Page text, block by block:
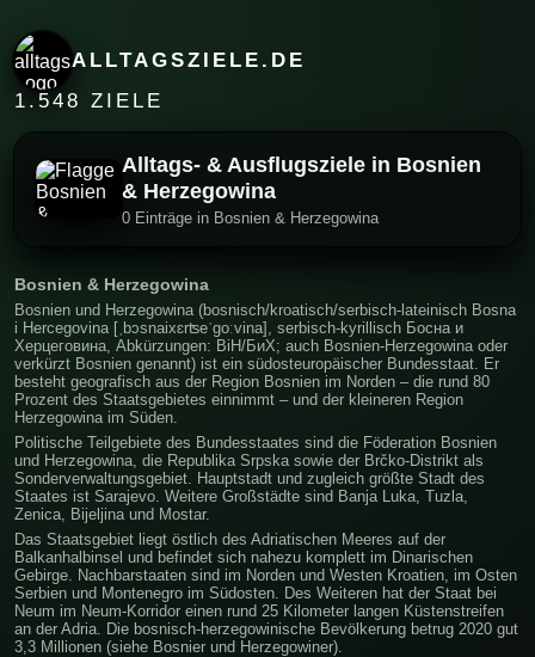
ALLTAGSZIELE.DE
1.548 ZIELE
Alltags- & Ausflugsziele in Bosnien
& Herzegowina
0 Einträge in Bosnien & Herzegowina
Bosnien & Herzegowina
Bosnien und Herzegowina (bosnisch/kroatisch/serbisch-lateinisch Bosna
i Hercegovina [ˌbɔsnaixɛrʦeˈɡoːvina], serbisch-kyrillisch Босна и
Херцеговина, Abkürzungen: BiH/БиХ; auch Bosnien-Herzegowina oder
verkürzt Bosnien genannt) ist ein südosteuropäischer Bundesstaat. Er
besteht geografisch aus der Region Bosnien im Norden – die rund 80
Prozent des Staatsgebietes einnimmt – und der kleineren Region
Herzegowina im Süden.
Politische Teilgebiete des Bundesstaates sind die Föderation Bosnien
und Herzegowina, die Republika Srpska sowie der Brčko-Distrikt als
Sonderverwaltungsgebiet. Hauptstadt und zugleich größte Stadt des
Staates ist Sarajevo. Weitere Großstädte sind Banja Luka, Tuzla,
Zenica, Bijeljina und Mostar.
Das Staatsgebiet liegt östlich des Adriatischen Meeres auf der
Balkanhalbinsel und befindet sich nahezu komplett im Dinarischen
Gebirge. Nachbarstaaten sind im Norden und Westen Kroatien, im Osten
Serbien und Montenegro im Südosten. Des Weiteren hat der Staat bei
Neum im Neum-Korridor einen rund 25 Kilometer langen Küstenstreifen
an der Adria. Die bosnisch-herzegowinische Bevölkerung betrug 2020 gut
3,3 Millionen (siehe Bosnier und Herzegowiner).